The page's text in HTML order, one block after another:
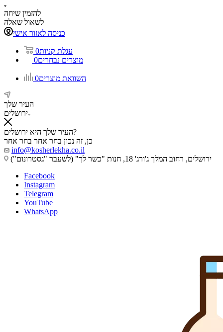
להזמין שיחה
לשאול שאלה
כניסה לאזור אישי
עגלת קניות0
מוצרים נבחרים0
השוואת מוצרים0
העיר שלך
ירושלים
העיר שלך היא ירושלים?
כן, זה נכון בחר אחר בחר אחר
info@kosherlekha.co.il
ירושלים, רחוב המלך ג'ורג' 18, חנות "כשר לך" (לשעבר "גסטרונום")
Facebook
Instagram
Telegram
YouTube
WhatsApp